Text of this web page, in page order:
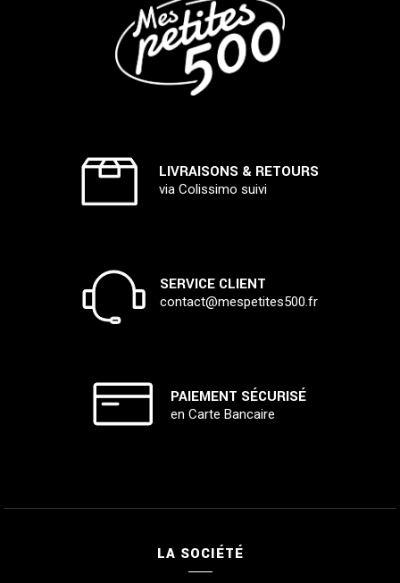
LIVRAISONS & RETOURS
via Colissimo suivi
SERVICE CLIENT
contact@mespetites500.fr
PAIEMENT SÉCURISÉ
en Carte Bancaire
LA SOCIÉTÉ